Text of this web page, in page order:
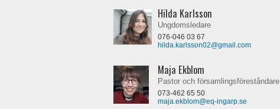
Hilda Karlsson
Ungdomsledare
076-046 03 67
hilda.karlsson02@gmail.com
Maja Ekblom
Pastor och församlingsföreståndare
073-462 65 50
maja.ekblom@eq-ingarp.se